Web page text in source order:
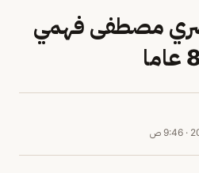
مصطفى فهمي
· 9:46 ص